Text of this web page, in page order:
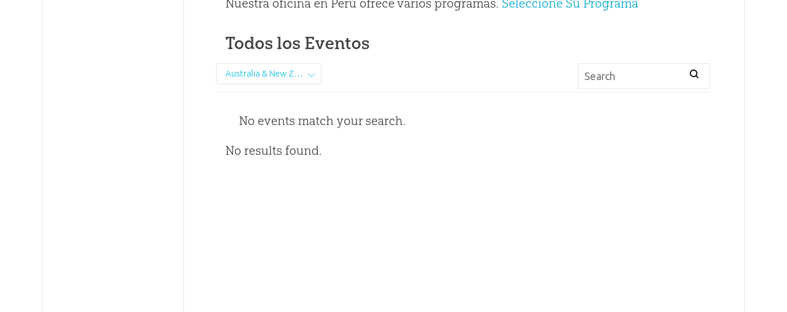
Nuestra oficina en Perú ofrece varios programas. Seleccione Su Programa
Todos los Eventos
Australia & New Zealand
No events match your search.
No results found.